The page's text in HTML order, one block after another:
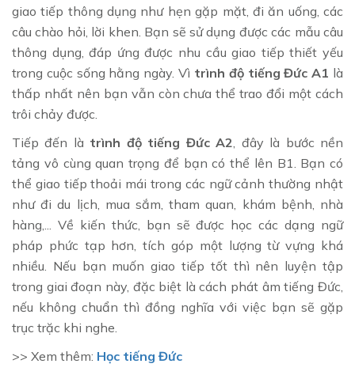
giao tiếp thông dụng như hẹn gặp mặt, đi ăn uống, các
câu chào hỏi, lời khen. Bạn sẽ sử dụng được các mẫu câu
thông dụng, đáp ứng được nhu cầu giao tiếp thiết yếu
trong cuộc sống hằng ngày. Vì trình độ tiếng Đức A1 là
thấp nhất nên bạn vẫn còn chưa thể trao đổi một cách
trôi chảy được.
Tiếp đến là trình độ tiếng Đức A2, đây là bước nền
tảng vô cùng quan trọng để bạn có thể lên B1. Bạn có
thể giao tiếp thoải mái trong các ngữ cảnh thường nhật
như đi du lịch, mua sắm, tham quan, khám bệnh, nhà
hàng,... Về kiến thức, bạn sẽ được học các dạng ngữ
pháp phức tạp hơn, tích góp một lượng từ vựng khá
nhiều. Nếu bạn muốn giao tiếp tốt thì nên luyện tập
trong giai đoạn này, đặc biệt là cách phát âm tiếng Đức,
nếu không chuẩn thì đồng nghĩa với việc bạn sẽ gặp
trục trặc khi nghe.
>> Xem thêm: Học tiếng Đức